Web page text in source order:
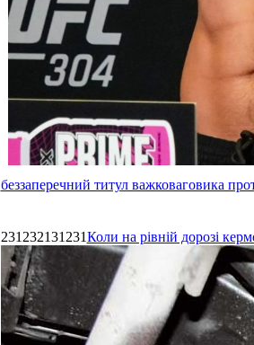
беззаперечний титул важковаговика
231232131231Коли на рівній дорозі